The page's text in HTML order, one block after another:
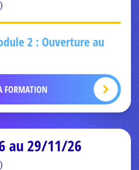
2 : Ouverture au
FORMATION
au 29/11/26